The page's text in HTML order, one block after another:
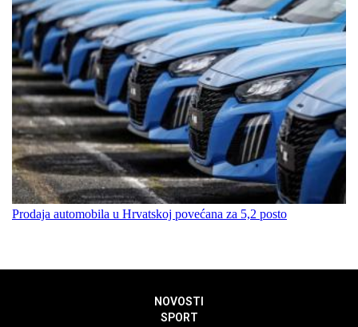
Prodaja automobila u Hrvatskoj povećana za 5,2 posto
NOVOSTI
SPORT